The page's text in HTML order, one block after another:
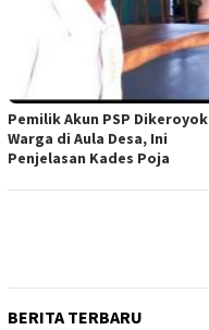
Pemilik Akun PSP Dikeroyok
Warga di Aula Desa, Ini
Penjelasan Kades Poja
BERITA TERBARU